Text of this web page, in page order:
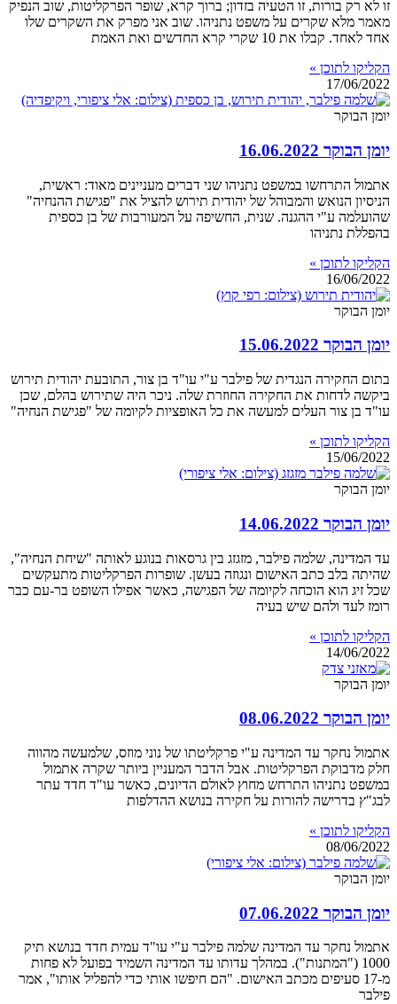
זו לא רק בורות, זו הטעיה בזדון; ברוך קרא, שופר הפרקליטות, שוב הנפיק
מאמר מלא שקרים על משפט נתניהו. שוב אני מפרק את השקרים שלו
אחד לאחד. קבלו את 10 שקרי קרא החדשים ואת האמת
הקליקו לתוכן »
17/06/2022
יומן הבוקר
יומן הבוקר 16.06.2022
אתמול התרחשו במשפט נתניהו שני דברים מעניינים מאוד: ראשית,
הניסיון הנואש והמבוהל של יהודית תירוש להציל את "פגישת ההנחיה"
שהועלמה ע"י ההגנה. שנית, החשיפה על המעורבות של בן כספית
בהפללת נתניהו
הקליקו לתוכן »
16/06/2022
יומן הבוקר
יומן הבוקר 15.06.2022
בתום החקירה הנגדית של פילבר ע"י עו"ד בן צור, התובעת יהודית תירוש
ביקשה לדחות את החקירה החוזרת שלה. ניכר היה שתירוש בהלם, שכן
עו"ד בן צור העלים למעשה את כל האופציות לקיומה של "פגישת הנחיה"
הקליקו לתוכן »
15/06/2022
יומן הבוקר
יומן הבוקר 14.06.2022
עד המדינה, שלמה פילבר, מזגזג בין גרסאות בנוגע לאותה "שיחת הנחיה",
שהיתה בלב כתב האישום ונגוזה בעשן. שופרות הפרקליטות מתעקשים
שכל זיג הוא הוכחה לקיומה של הפגישה, כאשר אפילו השופט בר-עם כבר
רומז לעד ולהם שיש בעיה
הקליקו לתוכן »
14/06/2022
יומן הבוקר
יומן הבוקר 08.06.2022
אתמול נחקר עד המדינה ע"י פרקליטתו של נוני מוזס, שלמעשה מהווה
חלק מדבוקת הפרקליטות. אבל הדבר המעניין ביותר שקרה אתמול
במשפט נתניהו התרחש מחוץ לאולם הדיונים, כאשר עו"ד חדד עתר
לבג"ץ בדרישה להורות על חקירה בנושא ההדלפות
הקליקו לתוכן »
08/06/2022
יומן הבוקר
יומן הבוקר 07.06.2022
אתמול נחקר עד המדינה שלמה פילבר ע"י עו"ד עמית חדד בנושא תיק
1000 ("המתנות"). במהלך עדותו עד המדינה השמיד בפועל לא פחות
מ-17 סעיפים מכתב האישום. "הם חיפשו אותי כדי להפליל אותו", אמר
פילבר